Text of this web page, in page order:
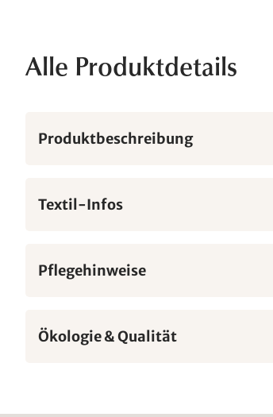
Alle Produktdetails
Produktbeschreibung
Textil-Infos
Pflegehinweise
Ökologie & Qualität